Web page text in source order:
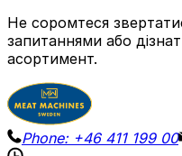
Не соромтеся
запитаннями або
асортимент.
Phone: +46 411 199 00